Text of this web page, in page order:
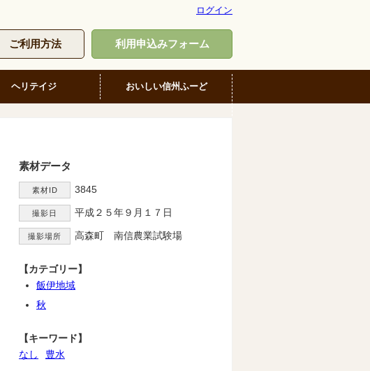
ログイン
ご利用方法 利用申込みフォーム
ヘリテイジ おいしい信州ふーど
素材データ
素材ID 3845
撮影日 平成２５年９月１７日
撮影場所 高森町 南信農業試験場
【カテゴリー】
飯伊地域
秋
【キーワード】
なし
豊水